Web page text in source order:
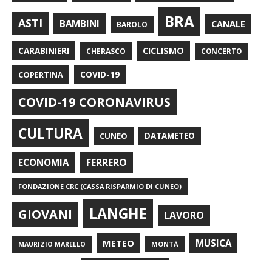
ASTI BAMBINI BAROLO BRA CANALE
CARABINIERI CHERASCO CICLISMO CONCERTO
COPERTINA COVID-19
COVID-19 CORONAVIRUS
CULTURA CUNEO DATAMETEO
ECONOMIA FERRERO
FONDAZIONE CRC (CASSA RISPARMIO DI CUNEO)
GIOVANI LANGHE LAVORO
MAURIZIO MARELLO METEO MONTÀ MUSICA